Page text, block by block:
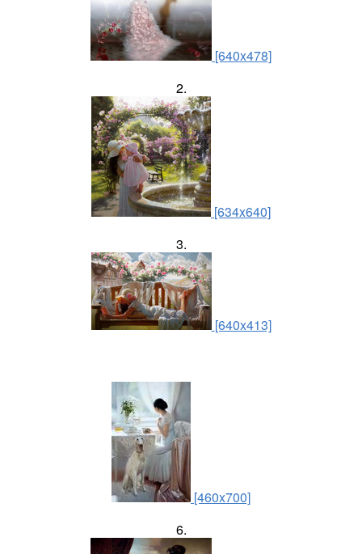
[640x478]
2.
[634x640]
3.
[640x413]
[460x700]
6.